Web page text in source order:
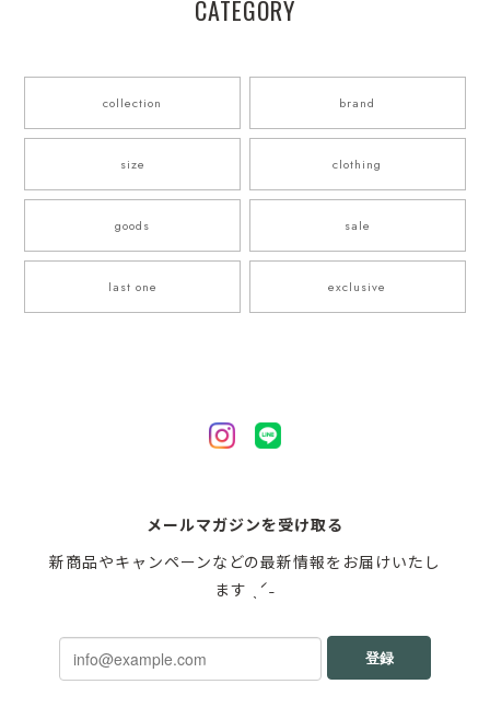
CATEGORY
collection brand
size clothing
goods sale
last one exclusive
メールマガジンを受け取る
新商品やキャンペーンなどの最新情報をお届けいたし
ます ˎˊ˗
登録